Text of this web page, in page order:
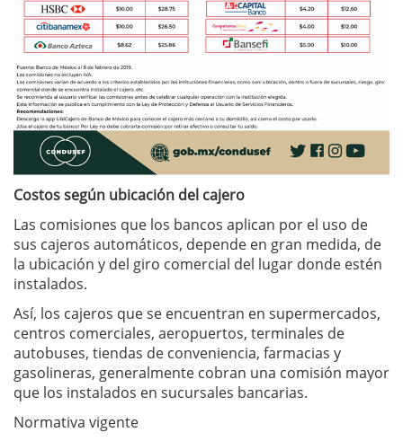
Costos según ubicación del cajero
Las comisiones que los bancos aplican por el uso de
sus cajeros automáticos, depende en gran medida, de
la ubicación y del giro comercial del lugar donde estén
instalados.
Así, los cajeros que se encuentran en supermercados,
centros comerciales, aeropuertos, terminales de
autobuses, tiendas de conveniencia, farmacias y
gasolineras, generalmente cobran una comisión mayor
que los instalados en sucursales bancarias.
Normativa vigente